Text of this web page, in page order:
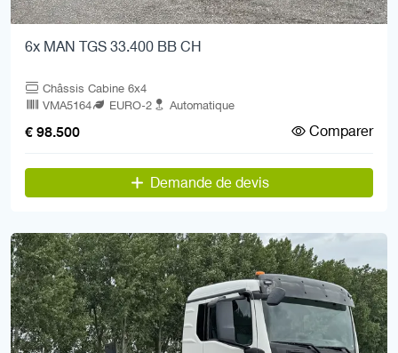
6x MAN TGS 33.400 BB CH
Châssis Cabine 6x4
VMA5164
EURO-2 Automatique
€ 98.500 Comparer
Demande de devis